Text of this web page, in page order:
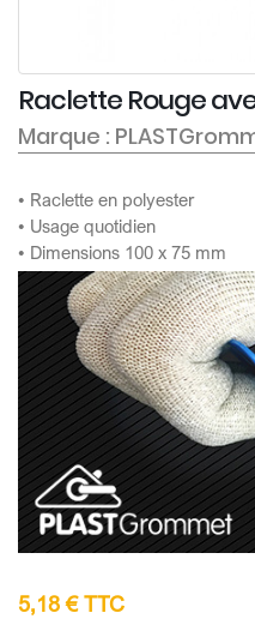
Raclette Rouge
Marque :
• Raclette en polyester
• Usage quotidien
• Dimensions 100 x 75 mm
5,18 € TTC